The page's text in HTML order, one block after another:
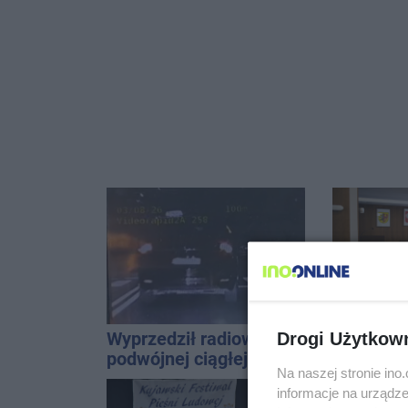
Wyprzedził radiowóz na
podwójnej ciągłej tuż
przed pasami
Powiat
zmieni?
Drogi
Na naszej stronie
informacje na